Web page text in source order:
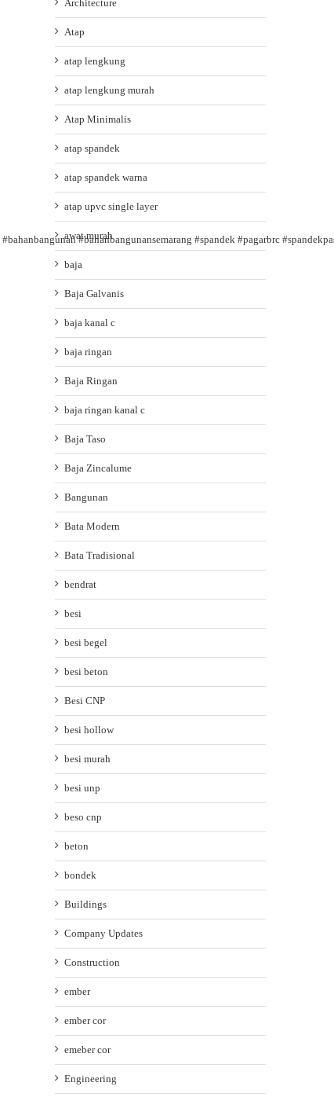
#bahanbangunan #bahanbangunansemarang #spandek #pagarbrc
ATAP UPVC SINGLE LAYER: PILIHAN ATAP
KOKOH DAN AWET UNTUK KANOPI ANDA
March 28th, 2026 | 0 Comments
Architecture
Atap
atap lengkung
atap lengkung murah
Atap Minimalis
atap spandek
atap spandek warna
atap upvc single layer
awat murah
baja
Baja Galvanis
baja kanal c
baja ringan
Baja Ringan
baja ringan kanal c
Baja Taso
Baja Zincalume
Bangunan
Bata Modern
Bata Tradisional
bendrat
besi
besi begel
besi beton
Besi CNP
besi hollow
besi murah
besi unp
beso cnp
beton
bondek
Buildings
Company Updates
Construction
ember
ember cor
emeber cor
Engineering